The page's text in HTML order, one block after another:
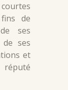
de
ses
de ses
et